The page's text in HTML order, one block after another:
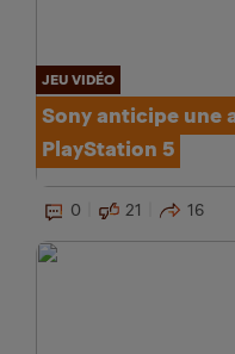
JEU VIDÉO
Sony anticipe une
PlayStation 5
0 21 16